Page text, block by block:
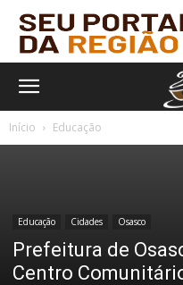
Início Educação
Educação Cidades Osasco
Prefeitura de
Centro